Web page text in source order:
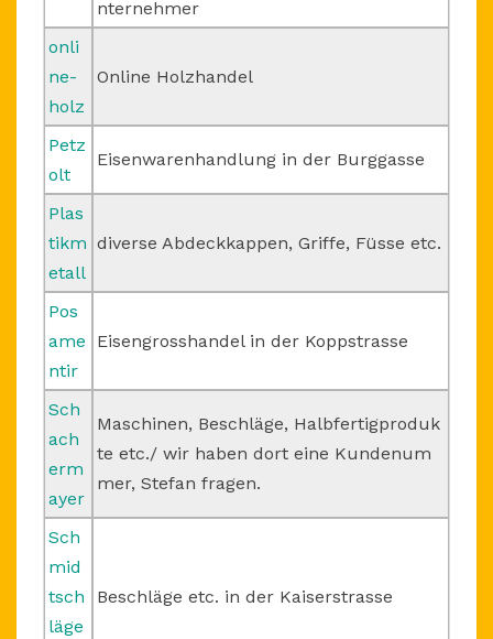
nternehmer
onli
ne-
holz
Online Holzhandel
Petz
olt
Eisenwarenhandlung in der Burggasse
Plas
tikm
etall
diverse Abdeckkappen, Griffe, Füsse etc.
Pos
ame
ntir
Eisengrosshandel in der Koppstrasse
Sch
ach
erm
ayer
Maschinen, Beschläge, Halbfertigproduk
te etc./ wir haben dort eine Kundenum
mer, Stefan fragen.
Sch
mid
tsch
läge
Beschläge etc. in der Kaiserstrasse